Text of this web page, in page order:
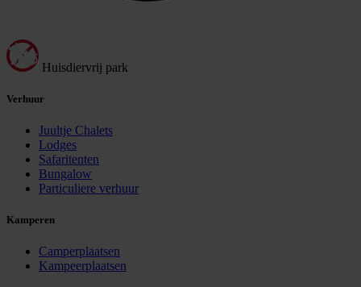
Huisdiervrij park
Verhuur
Juultje Chalets
Lodges
Safaritenten
Bungalow
Particuliere verhuur
Kamperen
Camperplaatsen
Kampeerplaatsen